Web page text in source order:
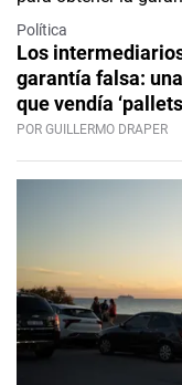
Política
Los
garantía falsa:
que vendía
POR GUILLERMO DRAPER